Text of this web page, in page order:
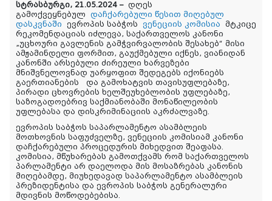
სტრასბურგი, 21.05.2024 – დღეს
გამოქვეყნებულ დაჩქარებული წესით მიღებულ
დასკვნაში ევროპის საბჭოს ვენეციის კომისია მტკიცე
რეკომენდაციას იძლევა, საქართველოს კანონი
„უცხოური გავლენის გამჭვირვალობის შესახებ“ მისი
ამჟამინდელი ფორმით, გაუქმებული იქნეს, ვიანიდან
კანონში არსებული ძირეული ხარვეზები
მნიშვნელოვნად უარყოფით შედეგებს იქონიებს
გაერთიანების და გამოხატვის თავისუფლებაზე,
პირადი ცხოვრების ხელშეუხებლობის უფლებაზე,
საზოგადოებრივ საქმიანობაში მონაწილეობის
უფლებასა და დისკრიმინაციის აკრძალვაზე.
ევროპის საბჭოს საპარლამენტო ასამბლეის
მოთხოვნის საფუძველზე, ვენეციის კომისიამ კანონი
დაჩქარებული პროცედურის მიხედვით შეაფასა.
კომისია, მწუხარებას გამოთქვამს რომ საქართველოს
პარლამენტი არ დაელოდა მის მოსაზრებას კანონის
მიღებამდე, მიუხედავად საპარლამენტო ასამბლეის
პრეზიდენტისა და ევროპის საბჭოს გენერალური
მდივნის მოწოდებებისა.